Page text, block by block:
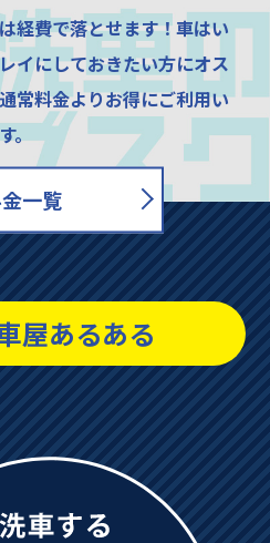
経費で落とせます！車はい
イにしておきたい方にオス
常料金よりお得にご利用い
。
一覧
屋あるある